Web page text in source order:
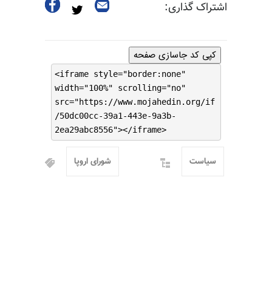
اشتراک گذاری:
کپی کد جاسازی صفحه
<iframe style="border:none"
width="100%" scrolling="no"
src="https://www.mojahedin.org/if
/50dc00cc-39a1-443e-9a3b-
2ea29abc8556"></iframe>
شورای اروپا سیاست